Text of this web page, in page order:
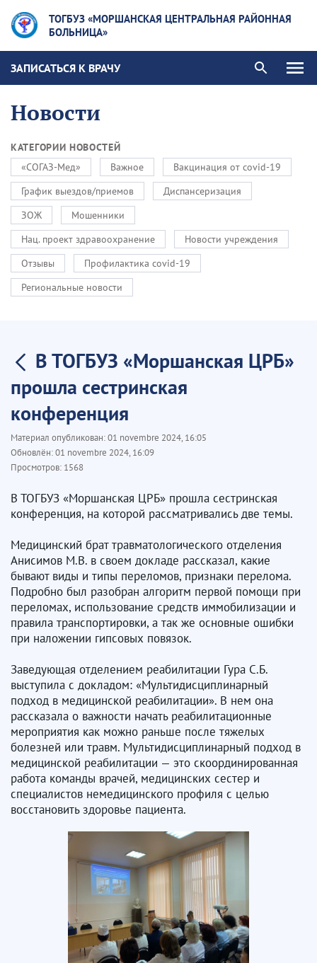
ТОГБУЗ «МОРШАНСКАЯ ЦЕНТРАЛЬНАЯ РАЙОННАЯ
БОЛЬНИЦА»
ЗАПИСАТЬСЯ К ВРАЧУ
Новости
КАТЕГОРИИ НОВОСТЕЙ
«СОГАЗ-Мед»
Важное
Вакцинация от covid-19
График выездов/приемов
Диспансеризация
ЗОЖ
Мошенники
Нац. проект здравоохранение
Новости учреждения
Отзывы
Профилактика covid-19
Региональные новости
В ТОГБУЗ «Моршанская ЦРБ»
прошла сестринская
конференция
Материал опубликован:01 novembre 2024, 16:05
Обновлён:01 novembre 2024, 16:09
Просмотров: 1568
В ТОГБУЗ «Моршанская ЦРБ» прошла сестринская
конференция, на которой рассматривались две темы.
Медицинский брат травматологического отделения
Анисимов М.В. в своем докладе рассказал, какие
бывают виды и типы переломов, признаки перелома.
Подробно был разобран алгоритм первой помощи при
переломах, использование средств иммобилизации и
правила транспортировки, а так же основные ошибки
при наложении гипсовых повязок.
Заведующая отделением реабилитации Гура С.Б.
выступила с докладом: «Мультидисциплинарный
подход в медицинской реабилитации». В нем она
рассказала о важности начать реабилитационные
мероприятия как можно раньше после тяжелых
болезней или травм. Мультидисциплинарный подход в
медицинской реабилитации — это скоординированная
работа команды врачей, медицинских сестер и
специалистов немедицинского профиля с целью
восстановить здоровье пациента.